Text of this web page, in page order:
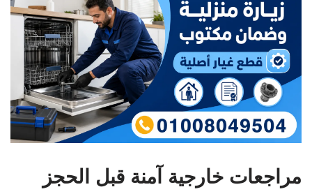
مراجعات خارجية آمنة قبل الحجز